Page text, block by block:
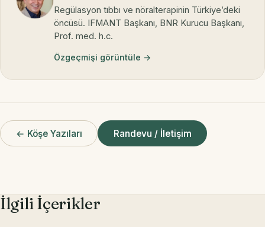
Regülasyon tıbbı ve nöralterapinin Türkiye’deki
öncüsü. IFMANT Başkanı, BNR Kurucu Başkanı,
Prof. med. h.c.
Özgeçmişi görüntüle →
← Köşe Yazıları Randevu / İletişim
İlgili İçerikler